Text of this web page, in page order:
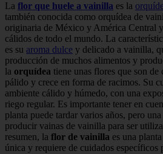
La flor que huele a vainilla es la
también conocida como orquídea de
originaria de México y América Central
cálidos de todo el mundo. La
es su aroma dulce y delicado a vainilla,
producción de muchos alimentos y
la orquídea tiene unas flores que son
pálido y crece en forma de racimos. Su
ambiente cálido y húmedo, con una
riego regular. Es importante tener en
planta puede tardar varios años, pero
producir vainas de vainilla para ser
resumen, la flor de vainilla es una
única y requiere de cuidados específicos